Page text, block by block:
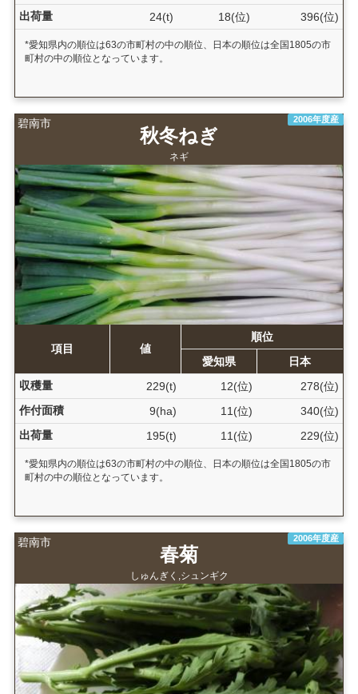
出荷量
24(t) 18(位) 396(位)
*愛知県内の順位は63の市町村の中の順位、日本の順位は全国1805の市
町村の中の順位となっています。
碧南市 2006年度産
秋冬ねぎ
ネギ
項目 値
順位
愛知県
日本
収穫量
229(t) 12(位)
278(位)
作付面積
9(ha) 11(位)
340(位)
出荷量
195(t) 11(位) 229(位)
*愛知県内の順位は63の市町村の中の順位、日本の順位は全国1805の市
町村の中の順位となっています。
碧南市 2006年度産
春菊
しゅんぎく,シュンギク